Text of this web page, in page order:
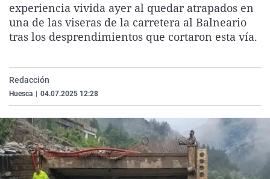
La rosa de los vientos
Gente viajera
Caso
Retornados
Extremadura
Galicia
Virales
Televisión
experiencia vivida ayer al quedar atrapados en
una de las viseras de la carretera al Balneario
tras los desprendimientos que cortaron esta vía.
Redacción
Huesca 04.07.2025 12:28